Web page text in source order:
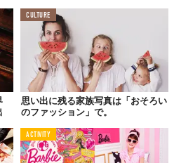
CULTURE
思い出に残る家族写真は「おそろい
のファッション」で。
ACTIVITY